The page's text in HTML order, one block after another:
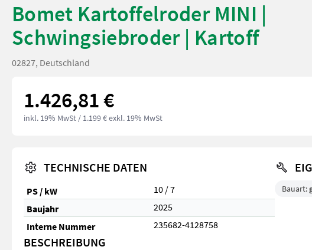
Bomet Kartoffelroder MINI |
Schwingsiebroder | Kartoff
02827, Deutschland
1.426,81 €
inkl. 19% MwSt / 1.199 € exkl. 19% MwSt
TECHNISCHE DATEN
PS / kW
10 / 7
Baujahr
2025
Interne Nummer
235682-4128758
Bauart:
BESCHREIBUNG